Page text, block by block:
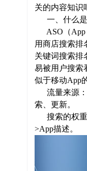
关的内容知识
一、什么是
ASO（App
用商店搜索排
关键词搜索排
易被用户搜索
似于移动App
流量来源：
索、更新。
搜索的权重
>App描述。